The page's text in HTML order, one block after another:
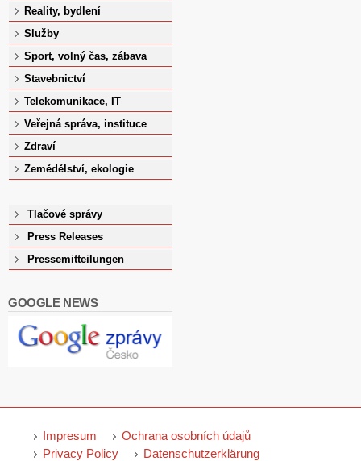
Reality, bydlení
Služby
Sport, volný čas, zábava
Stavebnictví
Telekomunikace, IT
Veřejná správa, instituce
Zdraví
Zemědělství, ekologie
Tlačové správy
Press Releases
Pressemitteilungen
GOOGLE NEWS
Impresum
Ochrana osobních údajů
Privacy Policy
Datenschutzerklärung